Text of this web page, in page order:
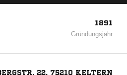
1891
Gründungsjahr
22, 75210 KELTERN